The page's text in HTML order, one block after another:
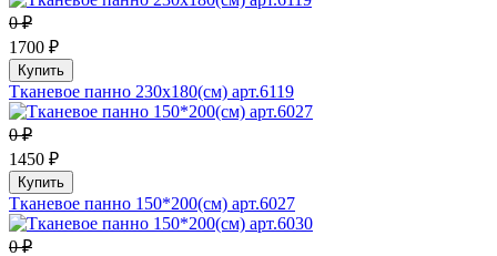
0 ₽
1700 ₽
Купить
Тканевое панно 230х180(см) арт.6119
0 ₽
1450 ₽
Купить
Тканевое панно 150*200(см) арт.6027
0 ₽